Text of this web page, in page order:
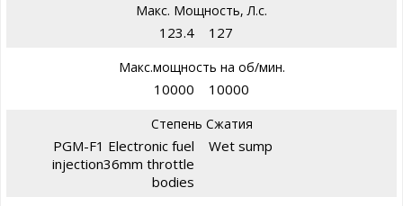
Макс. Мощность, Л.с.
123.4 127
Макс.мощность на об/мин.
10000 10000
Степень Сжатия
PGM-F1 Electronic fuel
injection36mm throttle
bodies
Wet sump